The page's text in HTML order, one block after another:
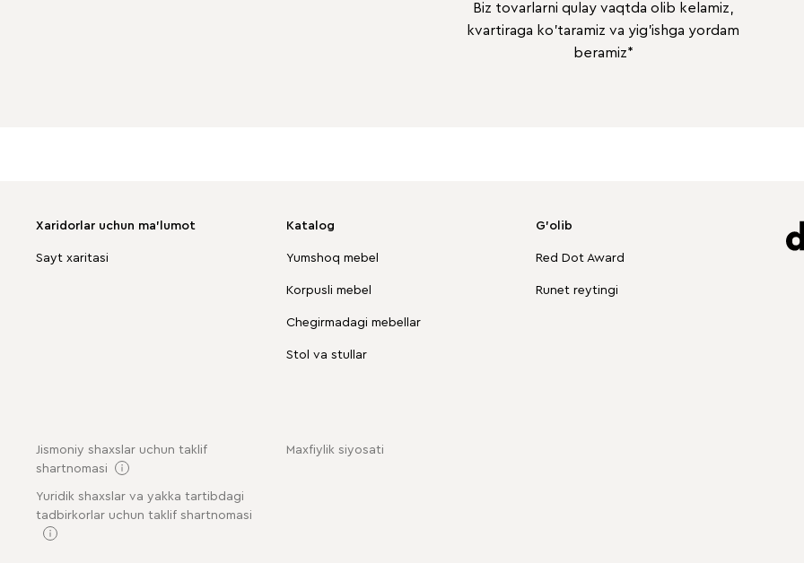
Biz tovarlarni qulay vaqtda olib kelamiz,
kvartiraga ko'taramiz va yig'ishga yordam
beramiz*
Xaridorlar uchun ma'lumot
Sayt xaritasi
Katalog
Yumshoq mebel
Korpusli mebel
Chegirmadagi mebellar
Stol va stullar
G'olib
Red Dot Award
Runet reytingi
Jismoniy shaxslar uchun taklif
shartnomasi
Yuridik shaxslar va yakka tartibdagi
tadbirkorlar uchun taklif shartnomasi
Maxfiylik siyosati